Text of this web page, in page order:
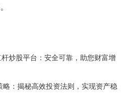
炒股平台：安全可靠，助您财富增
：揭秘高效投资法则，实现资产稳